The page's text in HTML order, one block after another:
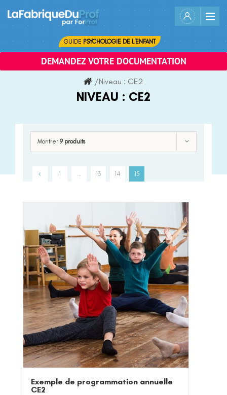
content
GUIDE PSYCHOLOGIE DE L'ENFANT
DEMANDEZ VOTRE DOCUMENTATION
/Niveau : CE2
NIVEAU : CE2
Montrer 9 produits
1 13 14 15
Exemple de programmation annuelle
CE2